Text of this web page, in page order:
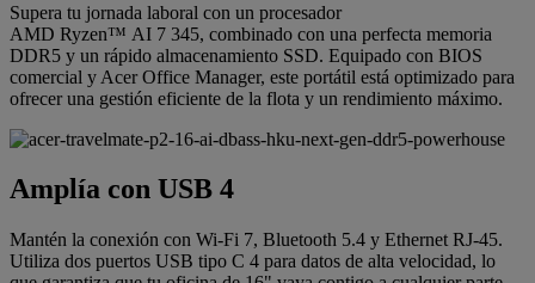
Supera tu jornada laboral con un procesador
AMD Ryzen™ AI 7 345, combinado con una perfecta memoria
DDR5 y un rápido almacenamiento SSD. Equipado con BIOS
comercial y Acer Office Manager, este portátil está optimizado para
ofrecer una gestión eficiente de la flota y un rendimiento máximo.
Amplía con USB 4
Mantén la conexión con Wi-Fi 7, Bluetooth 5.4 y Ethernet RJ-45.
Utiliza dos puertos USB tipo C 4 para datos de alta velocidad, lo